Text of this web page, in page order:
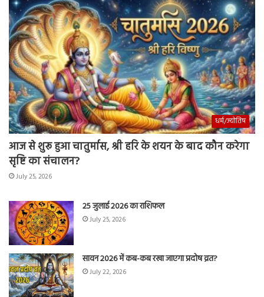
धर्म/ज्योतिष
आज से शुरू हुआ चातुर्मास, श्री हरि के शयन के बाद कौन करेगा
सृष्टि का संचालन?
July 25, 2026
25 जुलाई 2026 का राशिफल
July 25, 2026
सावन 2026 में कब-कब रखा जाएगा प्रदोष व्रत?
July 22, 2026